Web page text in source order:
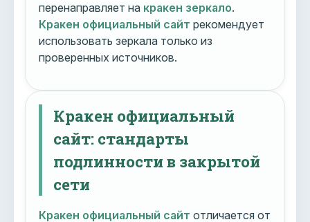
перенаправляет на кракен зеркало.
Кракен официальный сайт рекомендует
использовать зеркала только из
проверенных источников.
Кракен официальный
сайт: стандарты
подлинности в закрытой
сети
Кракен официальный сайт отличается от